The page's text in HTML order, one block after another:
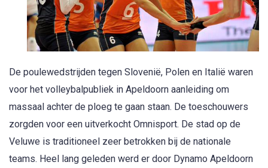
De poulewedstrijden tegen Slovenië, Polen en Italië waren
voor het volleybalpubliek in Apeldoorn aanleiding om
massaal achter de ploeg te gaan staan. De toeschouwers
zorgden voor een uitverkocht Omnisport. De stad op de
Veluwe is traditioneel zeer betrokken bij de nationale
teams. Heel lang geleden werd er door Dynamo Apeldoorn